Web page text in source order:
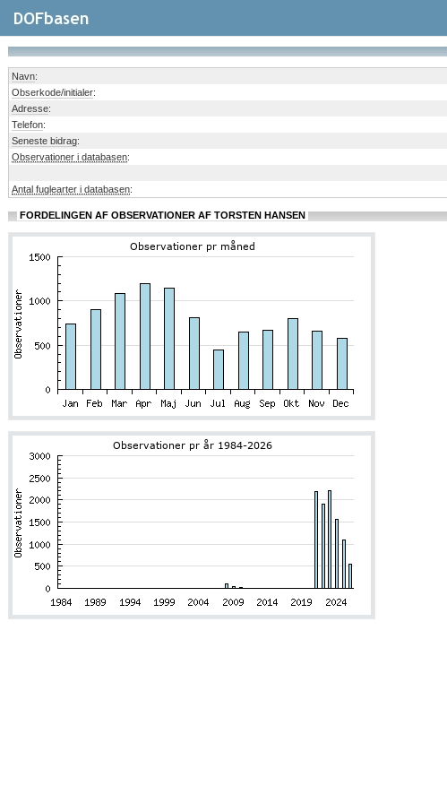
Navn:
Obserkode/initialer:
Adresse:
Telefon:
Seneste bidrag:
Observationer i databasen:
Antal fuglearter i databasen:
FORDELINGEN AF OBSERVATIONER AF TORSTEN HANSEN